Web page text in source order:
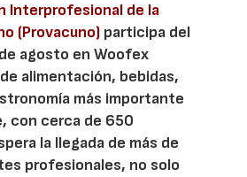
Interprofesional de la
(Provacuno) participa del
agosto en Woofex
alimentación, bebidas,
más importante
con cerca de 650
la llegada de más de
profesionales, no solo